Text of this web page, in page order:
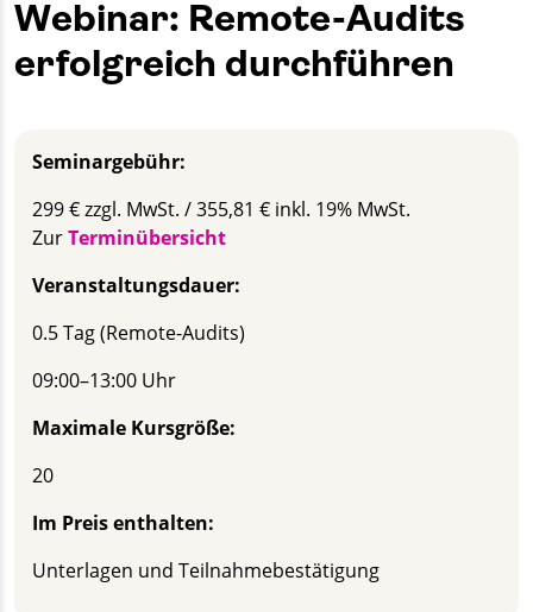
Webinar: Remote-Audits
erfolgreich durchführen
Seminargebühr:
299 € zzgl. MwSt. / 355,81 € inkl. 19% MwSt.
ZurTerminübersicht
Veranstaltungsdauer:
0.5 Tag (Remote-Audits)
09:00–13:00 Uhr
Maximale Kursgröße:
20
Im Preis enthalten:
Unterlagen und Teilnahmebestätigung